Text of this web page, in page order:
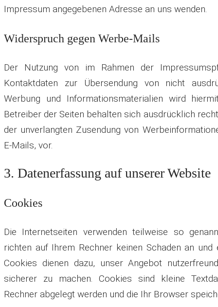
Impressum angegebenen Adresse an uns wenden.
Widerspruch gegen Werbe-Mails
Der Nutzung von im Rahmen der
Kontaktdaten zur Übersendung von nicht
Werbung und Informationsmaterialien wird
Betreiber der Seiten behalten sich ausdrücklich
der unverlangten Zusendung von
E-Mails, vor.
3. Datenerfassung auf unserer Website
Cookies
Die Internetseiten verwenden teilweise so
richten auf Ihrem Rechner keinen Schaden an und
Cookies dienen dazu, unser Angebot
sicherer zu machen. Cookies sind kleine
Rechner abgelegt werden und die Ihr Browser